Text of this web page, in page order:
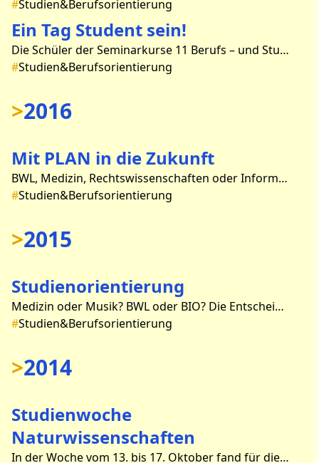
#Studien&Berufsorientierung
Ein Tag Student sein!
Die Schüler der Seminarkurse 11 Berufs – und Studienorientierung haben am 17.01.2017 an einem Projekttag an der BTU Cottbus teilgenommen. Mit 44 Schülern fuhren wir morgens u
#Studien&Berufsorientierung
>2016
Mit PLAN in die Zukunft
BWL, Medizin, Rechtswissenschaften oder Informatik sind nur ein paar der beliebtesten Studiengänge unter Abiturienten. Doch wie komme ich an einen Studienplatz? Wo studiere ich? Wann f
#Studien&Berufsorientierung
>2015
Studienorientierung
Medizin oder Musik? BWL oder BIO? Die Entscheidung für ein Studienfach oder Ausbildungsplatz ist für viele Abiturienten die schwierigste, die sie bisher in ihrem Leben treffen mus
#Studien&Berufsorientierung
>2014
Studienwoche
Naturwissenschaften
In der Woche vom 13. bis 17. Oktober fand für die Schüler und Schülerinnen des 12. Jahrgangs, die nicht an den Studienfahrten nach London und Nürnberg teilnahmen, eine St